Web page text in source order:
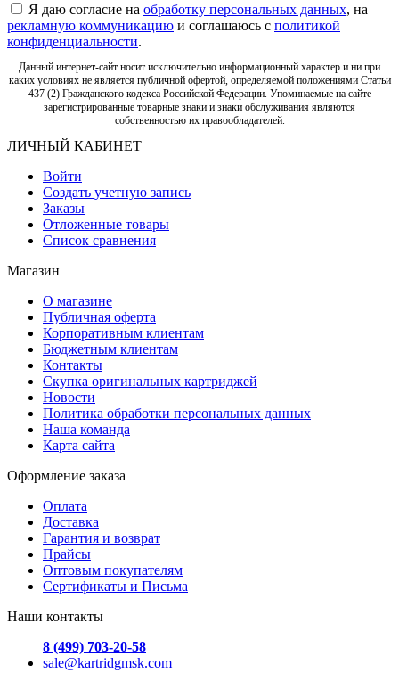
Я даю согласие на обработку персональных данных, на
рекламную коммуникацию и соглашаюсь с политикой
конфиденциальности.
Данный интернет-сайт носит исключительно информационный характер и ни при
каких условиях не является публичной офертой, определяемой положениями Статьи
437 (2) Гражданского кодекса Российской Федерации. Упоминаемые на сайте
зарегистрированные товарные знаки и знаки обслуживания являются
собственностью их правообладателей.
ЛИЧНЫЙ КАБИНЕТ
Войти
Создать учетную запись
Заказы
Отложенные товары
Список сравнения
Магазин
О магазине
Публичная оферта
Корпоративным клиентам
Бюджетным клиентам
Контакты
Скупка оригинальных картриджей
Новости
Политика обработки персональных данных
Наша команда
Карта сайта
Оформление заказа
Оплата
Доставка
Гарантия и возврат
Прайсы
Оптовым покупателям
Сертификаты и Письма
Наши контакты
8 (499) 703-20-58
sale@kartridgmsk.com